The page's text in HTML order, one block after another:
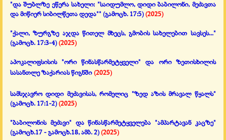
"და შუბლზე ეწერა სახელი: "საიდუმლო, დიდი ბაბილონი, მეძავთა
და მიწიერ სიბილწეთა დედა"" (გამოცხ. 17:5)(2025)
"ქალი, ზურგზე აჯდა წითელ მხეცს, გმობის სახელებით სავსეს..."
(გამოცხ. 17:3-4)(2025)
აპოკალიფსისის "ორი წინასწარმეტყველი" და ორი ზეთისხილის
სასანთლე ზაქარიას წიგნში (2025)
სამსჯავრო დიდი მეძავისას, რომელიც "ზედ აზის მრავალ წყალს"
(გამოცხ. 17:1-2)(2025)
"ბაბილონის მეძავი" და წინასწარმეტყველება "ამპარტავან კაცზე"
(გამოცხ.17 - გამოცხ.18, ამბ. 2)(2025)